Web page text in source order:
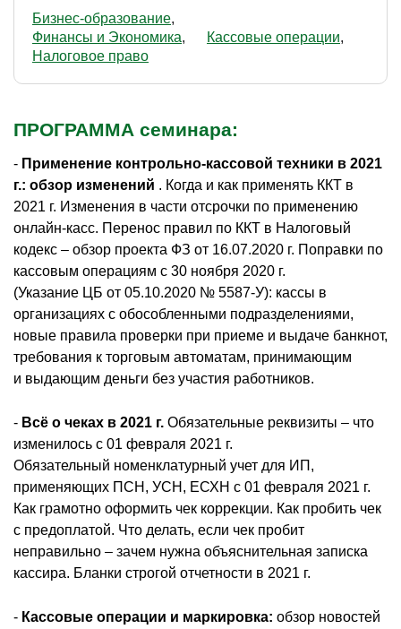
Бизнес-образование
Финансы и Экономика
Кассовые операции
Налоговое право
ПРОГРАММА семинара:
- Применение контрольно-кассовой техники в 2021
г.: обзор изменений . Когда и как применять ККТ в
2021 г. Изменения в части отсрочки по применению
онлайн-касс. Перенос правил по ККТ в Налоговый
кодекс – обзор проекта ФЗ от 16.07.2020 г. Поправки по
кассовым операциям с 30 ноября 2020 г.
(Указание ЦБ от 05.10.2020 № 5587-У): кассы в
организациях с обособленными подразделениями,
новые правила проверки при приеме и выдаче банкнот,
требования к торговым автоматам, принимающим
и выдающим деньги без участия работников.
- Всё о чеках в 2021 г. Обязательные реквизиты – что
изменилось с 01 февраля 2021 г.
Обязательный номенклатурный учет для ИП,
применяющих ПСН, УСН, ЕСХН с 01 февраля 2021 г.
Как грамотно оформить чек коррекции. Как пробить чек
с предоплатой. Что делать, если чек пробит
неправильно – зачем нужна объяснительная записка
кассира. Бланки строгой отчетности в 2021 г.
- Кассовые операции и маркировка: обзор новостей